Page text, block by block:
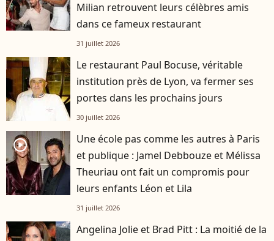
Milian retrouvent leurs célèbres amis
dans ce fameux restaurant
31 juillet 2026
Le restaurant Paul Bocuse, véritable
institution près de Lyon, va fermer ses
portes dans les prochains jours
30 juillet 2026
player2
Une école pas comme les autres à Paris
et publique : Jamel Debbouze et Mélissa
Theuriau ont fait un compromis pour
leurs enfants Léon et Lila
31 juillet 2026
Angelina Jolie et Brad Pitt : La moitié de la